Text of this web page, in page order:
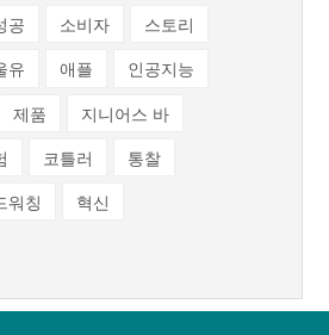
공 소비자
스토리
유 애플
인공지능
제품
지니어스 바
코틀러
통찰
워칭 혁신